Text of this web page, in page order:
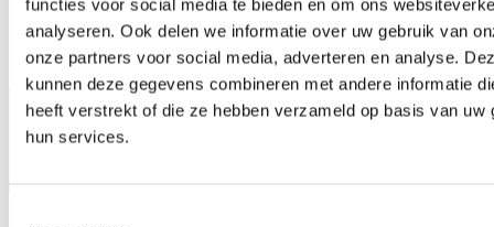
functies voor social media te bieden en om ons
analyseren. Ook delen we informatie over uw gebruik van
onze partners voor social media, adverteren en analyse.
kunnen deze gegevens combineren met andere informatie
heeft verstrekt of die ze hebben verzameld op basis van uw
hun services.
I. (Irene) Beune
Gynaecoloog